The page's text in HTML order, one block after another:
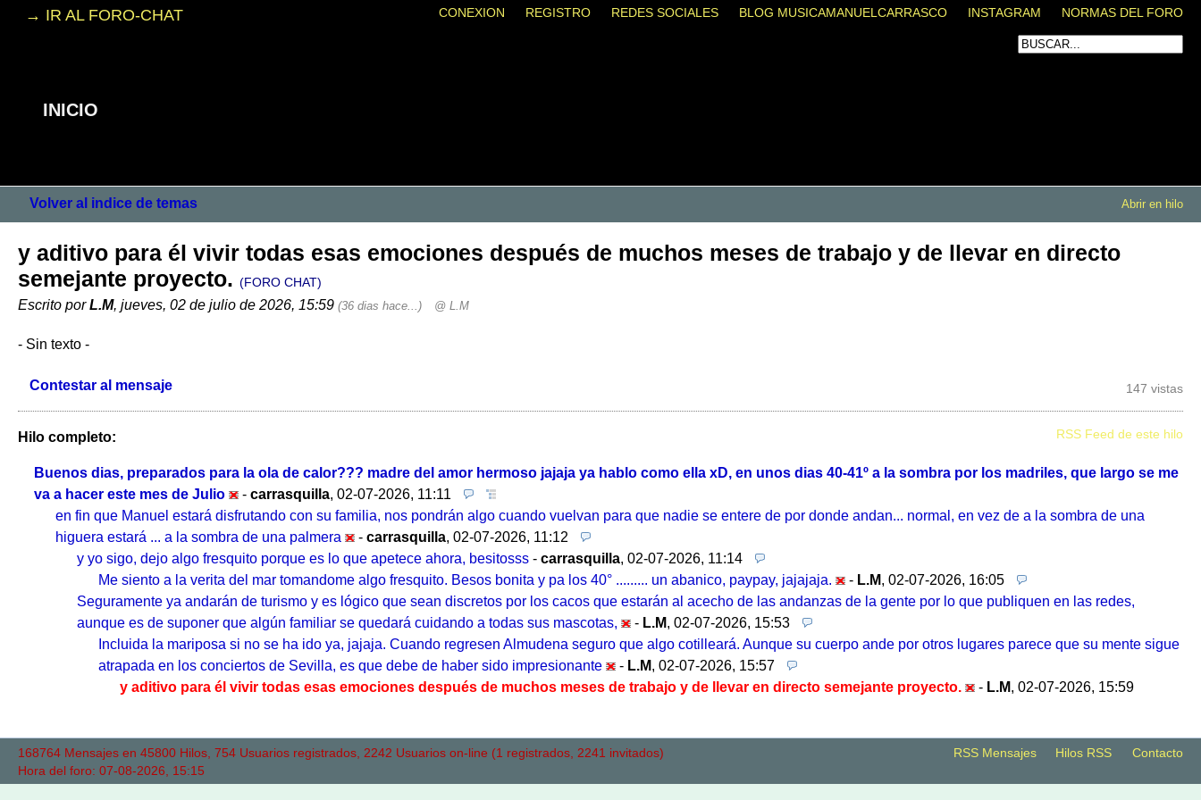
→ IR AL FORO-CHAT
INICIO
CONEXION REGISTRO REDES SOCIALES BLOG MUSICAMANUELCARRASCO INSTAGRAM NORMAS DEL FORO
Volver al indice de temas Abrir en hilo
y aditivo para él vivir todas esas emociones después de muchos meses de trabajo y de llevar en directo
semejante proyecto. (FORO CHAT)
Escrito porL.M, jueves, 02 de julio de 2026, 15:59 (36 dias hace...) @ L.M
- Sin texto -
Contestar al mensaje 147 vistas
Hilo completo: RSS Feed de este hilo
Buenos dias, preparados para la ola de calor??? madre del amor hermoso jajaja ya hablo como ella xD, en unos dias 40-41º a la sombra por los madriles, que largo se me
va a hacer este mes de Julio
- carrasquilla, 02-07-2026, 11:11
en fin que Manuel estará disfrutando con su familia, nos pondrán algo cuando vuelvan para que nadie se entere de por donde andan... normal, en vez de a la sombra de una
higuera estará ... a la sombra de una palmera
- carrasquilla, 02-07-2026, 11:12
y yo sigo, dejo algo fresquito porque es lo que apetece ahora, besitosss - carrasquilla, 02-07-2026, 11:14
Me siento a la verita del mar tomandome algo fresquito. Besos bonita y pa los 40° ......... un abanico, paypay, jajajaja.
- L.M, 02-07-2026, 16:05
Seguramente ya andarán de turismo y es lógico que sean discretos por los cacos que estarán al acecho de las andanzas de la gente por lo que publiquen en las redes,
aunque es de suponer que algún familiar se quedará cuidando a todas sus mascotas,
- L.M, 02-07-2026, 15:53
Incluida la mariposa si no se ha ido ya, jajaja. Cuando regresen Almudena seguro que algo cotilleará. Aunque su cuerpo ande por otros lugares parece que su mente sigue
atrapada en los conciertos de Sevilla, es que debe de haber sido impresionante
- L.M, 02-07-2026, 15:57
y aditivo para él vivir todas esas emociones después de muchos meses de trabajo y de llevar en directo semejante proyecto.
- L.M, 02-07-2026, 15:59
168764 Mensajes en 45800 Hilos, 754 Usuarios registrados, 2242 Usuarios on-line (1 registrados, 2241 invitados)
Hora del foro: 07-08-2026, 15:15
RSS Mensajes Hilos RSS Contacto